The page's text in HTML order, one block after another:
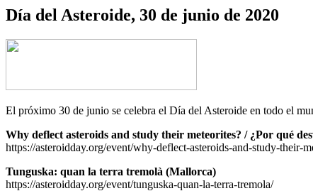
Día del Asteroide, 30 de junio de 2020
El próximo 30 de junio se celebra el Día del Asteroide en todo el
Why deflect asteroids and study their meteorites? / ¿Por qué
https://asteroidday.org/event/why-deflect-asteroids-and-study-their-
Tunguska: quan la terra tremolà (Mallorca)
https://asteroidday.org/event/tunguska-quan-la-terra-tremola/